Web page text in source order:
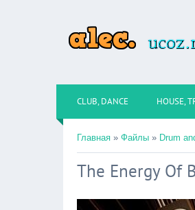
CLUB, DANCE HOUSE,
Главная » Файлы » Drum
The Energy Of